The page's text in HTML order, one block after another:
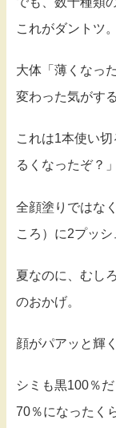
これがダントツ。
大体「薄くなっ
変わった気がす
これは1本使い
るくなったぞ？
全顔塗りではな
ころ）に2プッシ
夏なのに、むし
のおかげ。
顔がパアッと輝
シミも黒100％
70％になったく